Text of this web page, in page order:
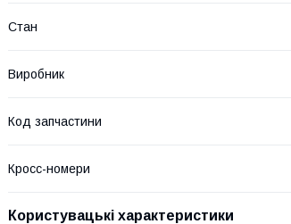
Стан
Виробник
Код запчастини
Кросс-номери
Користувацькі характеристики